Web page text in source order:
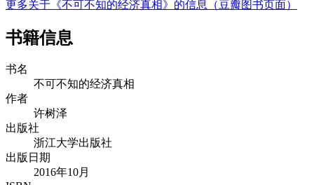
更多关于《不可不知的经济真相》的信息（豆瓣图书页面）
书籍信息
书名
不可不知的经济真相
作者
许树泽
出版社
浙江大学出版社
出版日期
2016年10月